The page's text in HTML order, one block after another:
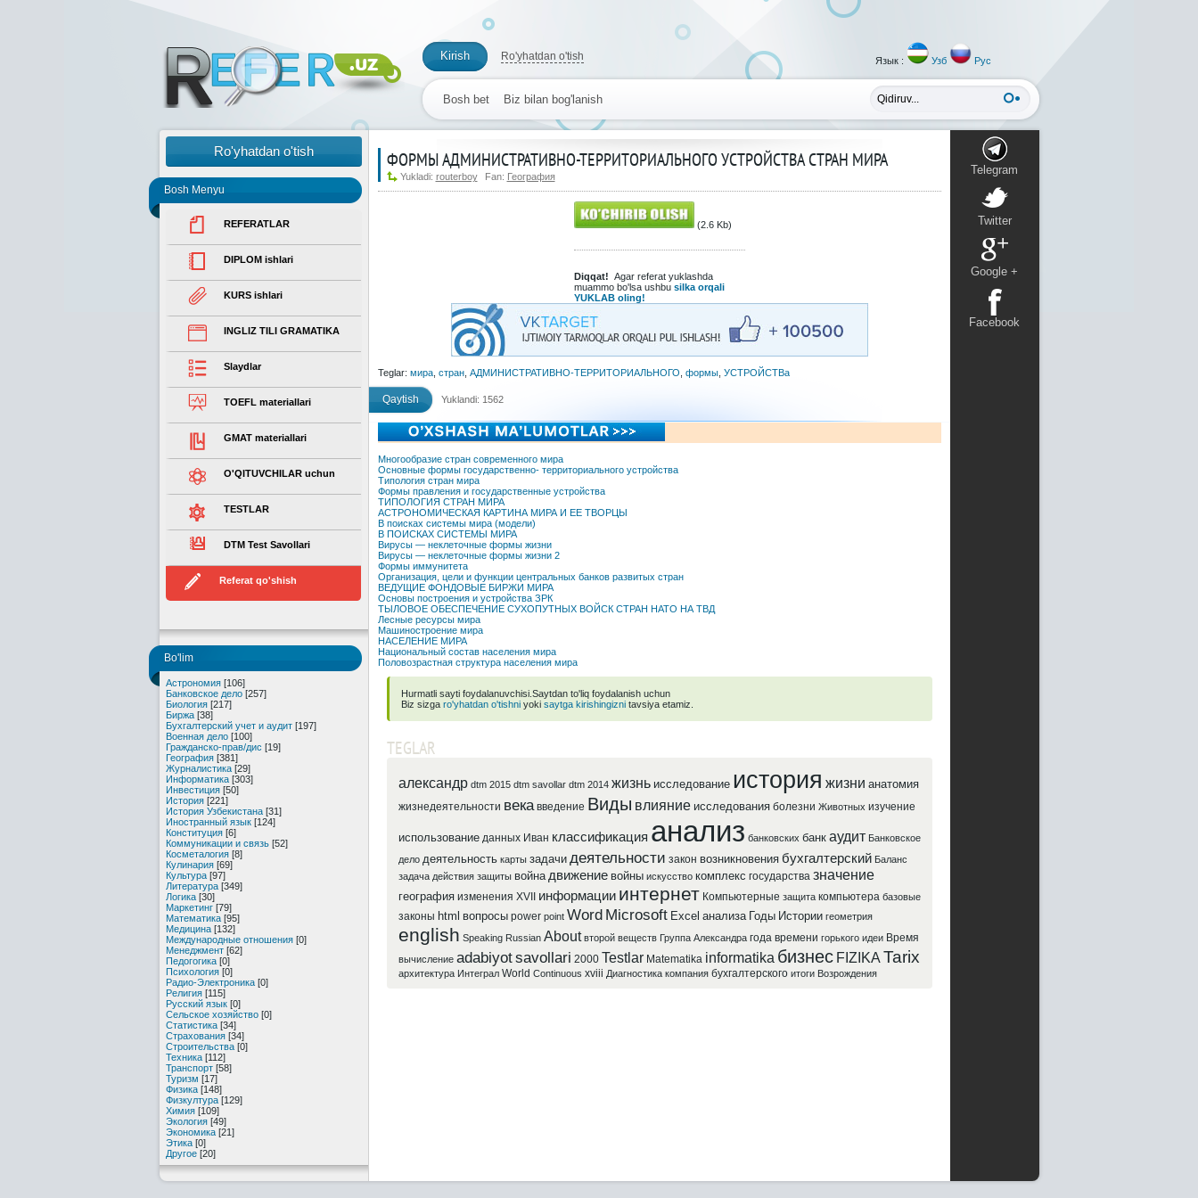
Kirish Ro'yhatdan o'tish Язык : Узб Рус
Bosh bet Biz bilan bog'lanish
Ro'yhatdan o'tish
Bosh Menyu
REFERATLAR
DIPLOM ishlari
KURS ishlari
INGLIZ TILI GRAMATIKA
Slaydlar
TOEFL materiallari
GMAT materiallari
O'QITUVCHILAR uchun
TESTLAR
DTM Test Savollari
Referat qo'shish
Bo'lim
Астрономия [106]
Банковское дело [257]
Биология [217]
Биржа [38]
Бухгалтерский учет и аудит [197]
Военная дело [100]
Гражданско-прав/дис [19]
География [381]
Журналистика [29]
Информатика [303]
Инвестиция [50]
История [221]
История Узбекистана [31]
Иностранный язык [124]
Конституция [6]
Коммуникации и связь [52]
Косметалогия [8]
Кулинария [69]
Культура [97]
Литература [349]
Логика [30]
Маркетинг [79]
Математика [95]
Медицина [132]
Международные отношения [0]
Менеджмент [62]
Педогогика [0]
Психология [0]
Радио-Электроника [0]
Религия [115]
Русский язык [0]
Сельское хозяйство [0]
Статистика [34]
Страхования [34]
Строительства [0]
Техника [112]
Транспорт [58]
Туризм [17]
Физика [148]
Физкултура [129]
Химия [109]
Экология [49]
Экономика [21]
Этика [0]
Другое [20]
Telegram
Twitter
Google +
Facebook
ФОРМЫ АДМИНИСТРАТИВНО-ТЕРРИТОРИАЛЬНОГО УСТРОЙСТВА СТРАН МИРА
Yukladi: routerboy Fan: География
(2.6 Kb)
Diqqat! Agar referat yuklashda
muammo bo'lsa ushbu silka orqali
YUKLAB oling!
Teglar: мира, стран, АДМИНИСТРАТИВНО-ТЕРРИТОРИАЛЬНОГО формы, УСТРОЙСТВа
Qaytish Yuklandi: 1562
Многообразие стран современного мира
Основные формы государственно- территориального устройства
Типология стран мира
Формы правления и государственные устройства
ТИПОЛОГИЯ СТРАН МИРА
АСТРОНОМИЧЕСКАЯ КАРТИНА МИРА И ЕЕ ТВОРЦЫ
В поисках системы мира (модели)
В ПОИСКАХ СИСТЕМЫ МИРА
Вирусы — неклеточные формы жизни
Вирусы — неклеточные формы жизни 2
Формы иммунитета
Организация, цели и функции центральных банков развитых стран
ВЕДУЩИЕ ФОНДОВЫЕ БИРЖИ МИРА
Основы построения и устройства ЗРК
ТЫЛОВОЕ ОБЕСПЕЧЕНИЕ СУХОПУТНЫХ ВОЙСК СТРАН НАТО НА ТВД
Лесные ресурсы мира
Машиностроение мира
НАСЕЛЕНИЕ МИРА
Национальный состав населения мира
Половозрастная структура населения мира
Hurmatli sayti foydalanuvchisi.Saytdan to'liq foydalanish uchun
Biz sizga ro'yhatdan o'tishniyoki saytga kirishingiznitavsiya etamiz.
TEGLAR
александр dtm 2015 dtm savollar dtm 2014 жизнь исследование история жизни анатомия
жизнедеятельности века введение Виды влияние исследования болезни Животных изучение
использование данных Иван классификация анализ банковских банк аудит Банковское
дело деятельность карты задачи деятельности закон возникновения бухгалтерский Баланс
задача действия защиты война движение войны искусство комплекс государства значение
география изменения XVII информации интернет Компьютерные защита компьютера базовые
законы html вопросы power point Word Microsoft Excel анализа Годы Истории геометрия
english Speaking Russian About второй веществ Группа Александра года времени горького идеи Время
вычисление adabiyotsavollari 2000 Testlar Matematika informatika бизнес FIZIKA Tarix
архитектура Интеграл World Continuous xviii Диагностика компания бухгалтерского итоги Возрождения